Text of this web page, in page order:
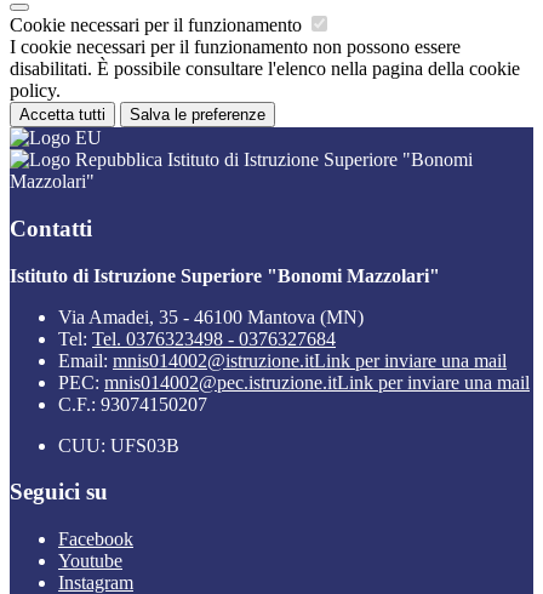
Cookie necessari per il funzionamento
I cookie necessari per il funzionamento non possono essere
disabilitati. È possibile consultare l'elenco nella pagina della cookie
policy.
Accetta tutti Salva le preferenze
Istituto di Istruzione Superiore "Bonomi
Mazzolari"
Contatti
Istituto di Istruzione Superiore "Bonomi Mazzolari"
Via Amadei, 35 - 46100 Mantova (MN)
Tel: Tel. 0376323498 - 0376327684
Email: mnis014002@istruzione.itLink per inviare una mail
PEC: mnis014002@pec.istruzione.itLink per inviare una mail
C.F.: 93074150207
CUU: UFS03B
Seguici su
Facebook
Youtube
Instagram